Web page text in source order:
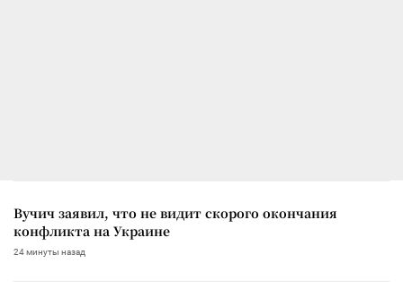
Вучич заявил, что не видит скорого окончания
конфликта на Украине
24 минуты назад